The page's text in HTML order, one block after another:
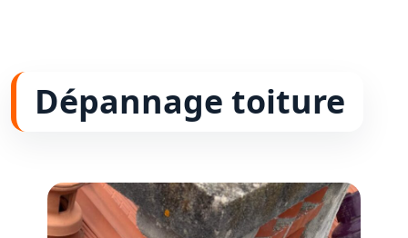
Dépannage toiture